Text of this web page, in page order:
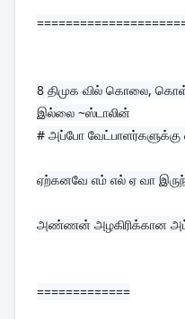
8 திமுக வில் கொலை,
இல்லை ~ஸ்டாலின்
# அப்போ
ஏற்கனவே எம் எல் ஏ வா
அண்ணன் அழகிரிக்கான
=============